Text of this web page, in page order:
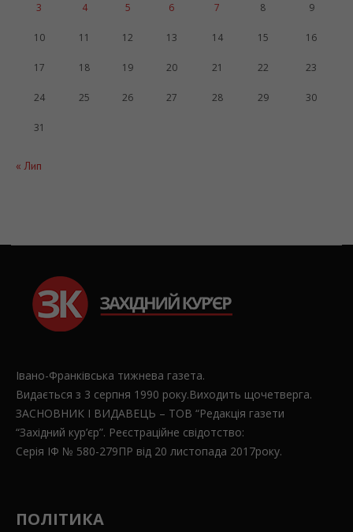
« Лип
3 4 5 6 7 8 9
10 11 12 13 14 15 16
17 18 19 20 21 22 23
24 25 26 27 28 29 30
31
Івано-Франківська тижнева газета.
Видається з 3 серпня 1990 року.Виходить щочетверга.
ЗАСНОВНИК І ВИДАВЕЦЬ – ТОВ “Редакція газети
“Західний кур’єр”. Реєстраційне свідотство:
Серія ІФ № 580-279ПР від 20 листопада 2017року.
ПОЛІТИКА